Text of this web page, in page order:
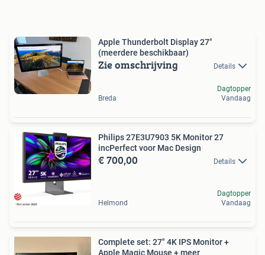
Apple Thunderbolt Display 27"
(meerdere beschikbaar)
Zie omschrijving Details
Breda
Dagtopper
Vandaag
Philips 27E3U7903 5K Monitor 27
incPerfect voor Mac Design
€ 700,00 Details
Helmond
Dagtopper
Vandaag
Complete set: 27" 4K IPS Monitor +
Apple Magic Mouse + meer